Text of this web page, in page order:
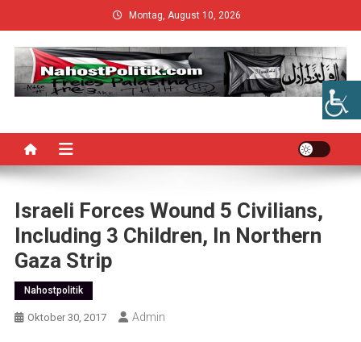
to
content
Montag, August 10, 2026
Israeli Forces Wound 5 Civilians,
Including 3 Children, In Northern
Gaza Strip
Nahostpolitik
Oktober 30, 2017 Admin